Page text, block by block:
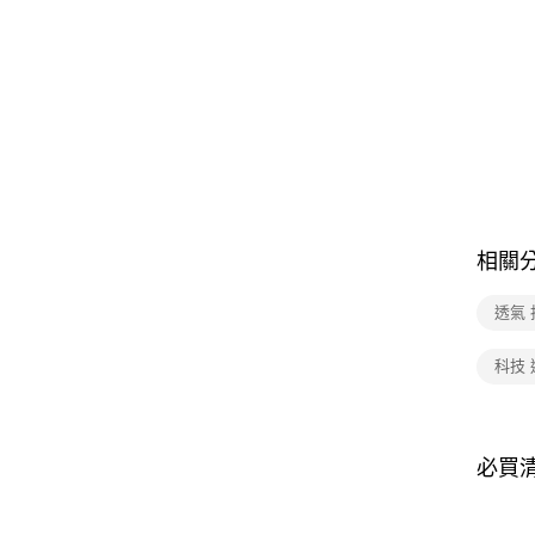
相關
透氣
科技
必買